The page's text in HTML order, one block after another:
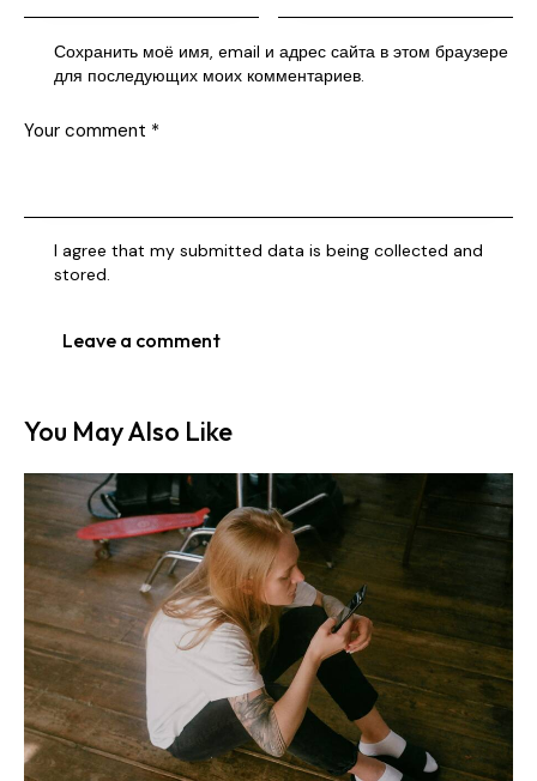
Сохранить моё имя, email и адрес сайта в этом браузере
для последующих моих комментариев.
I agree that my submitted data is being collected and
stored.
You May Also Like